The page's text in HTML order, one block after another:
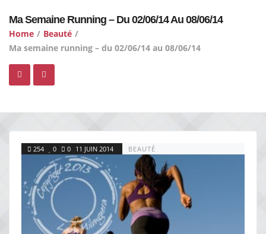
Ma Semaine Running – Du 02/06/14 Au 08/06/14
Home / Beauté /
Ma semaine running – du 02/06/14 au 08/06/14
254 0 0 11 JUIN 2014 BEAUTÉ